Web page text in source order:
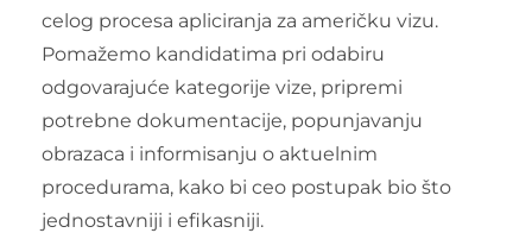
celog procesa apliciranja za američku vizu.
Pomažemo kandidatima pri odabiru
odgovarajuće kategorije vize, pripremi
potrebne dokumentacije, popunjavanju
obrazaca i informisanju o aktuelnim
procedurama, kako bi ceo postupak bio što
jednostavniji i efikasniji.